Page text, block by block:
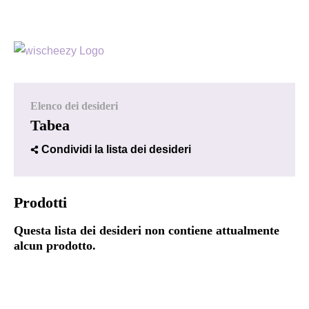
Elenco dei desideri
Tabea
Condividi la lista dei desideri
Prodotti
Questa lista dei desideri non contiene attualmente
alcun prodotto.